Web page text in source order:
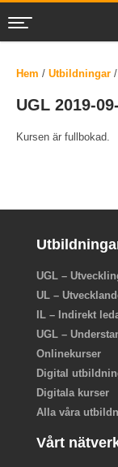
Hem / Utbildningar /
UGL 2019-
Kursen är fullbokad.
UGL –
UL –
IL – Indirekt
UGL –
Onlinekurser
Digital
Digitala kurser
Alla våra
Vårt